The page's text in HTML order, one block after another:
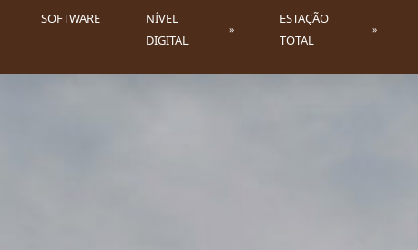
SOFTWARE
NÍVEL
DIGITAL
»
ESTAÇÃO
TOTAL
»